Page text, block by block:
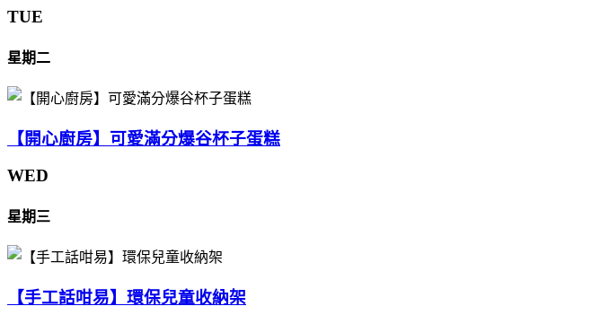
TUE
星期二
【開心廚房】可愛滿分爆谷杯子蛋糕
WED
星期三
【手工話咁易】環保兒童收納架